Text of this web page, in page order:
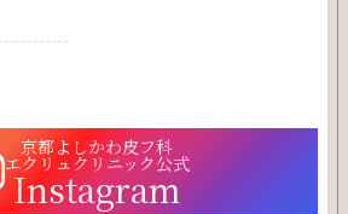
京都よしかわ皮フ科
エクリュクリニック公式
Instagram